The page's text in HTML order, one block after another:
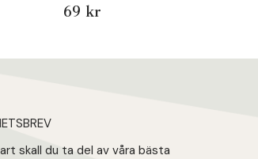
69 kr
skall du ta del av våra bästa